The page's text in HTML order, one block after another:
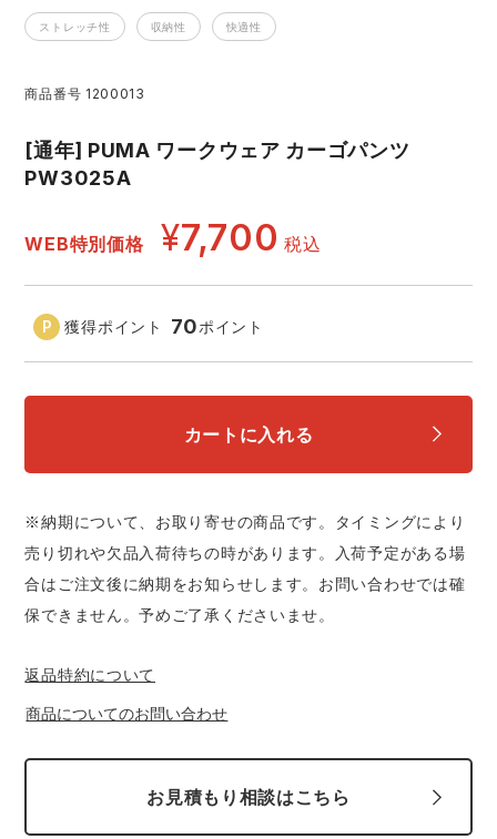
つなぎ
電熱ウェア・ヒートウェア
刺繍・プリント加工対象商品
コーコス ランキング
アイトス ランキング
ジーベック ランキング
作業着
ニット
カジュアル
ニオイクリア タカヤ商事
エアークラフト
サーヴォ セロリー 大阪支店
アタックベース サンエス
スターライト工業 東洋物産工業
藤井電工
ストレッチ性 収納性 快適性
商品番号 1200013
[通年] PUMA ワークウェア カーゴパンツ
PW3025A
WEB特別価格 ¥7,700 税込
獲得ポイント 70ポイント
カートに入れる
※納期について、お取り寄せの商品です。タイミングにより
売り切れや欠品入荷待ちの時があります。入荷予定がある場
合はご注文後に納期をお知らせします。お問い合わせでは確
保できません。予めご了承くださいませ。
返品特約について
商品についてのお問い合わせ
お見積もり相談はこちら